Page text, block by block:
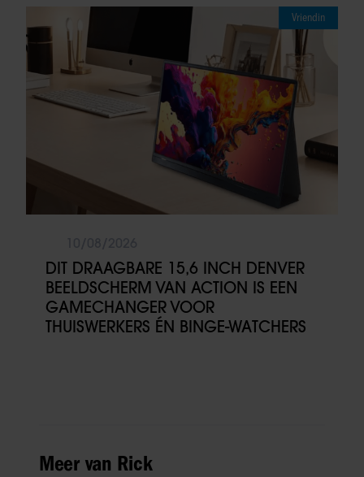
Vriendin
DIT DRAAGBARE 15,6 INCH DENVER
BEELDSCHERM VAN ACTION IS EEN
GAMECHANGER VOOR
THUISWERKERS ÉN BINGE-WATCHERS
Meer van Rick